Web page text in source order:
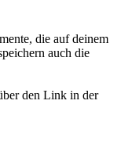
die auf deinem
auch die
den Link in der